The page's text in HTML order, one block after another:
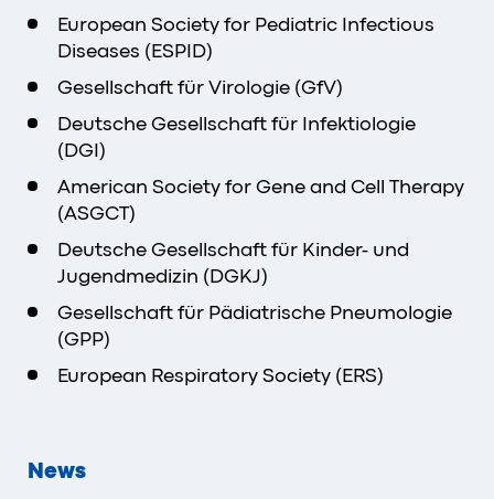
European Society for Pediatric Infectious
Diseases (ESPID)
Gesellschaft für Virologie (GfV)
Deutsche Gesellschaft für Infektiologie
(DGI)
American Society for Gene and Cell Therapy
(ASGCT)
Deutsche Gesellschaft für Kinder- und
Jugendmedizin (DGKJ)
Gesellschaft für Pädiatrische Pneumologie
(GPP)
European Respiratory Society (ERS)
News